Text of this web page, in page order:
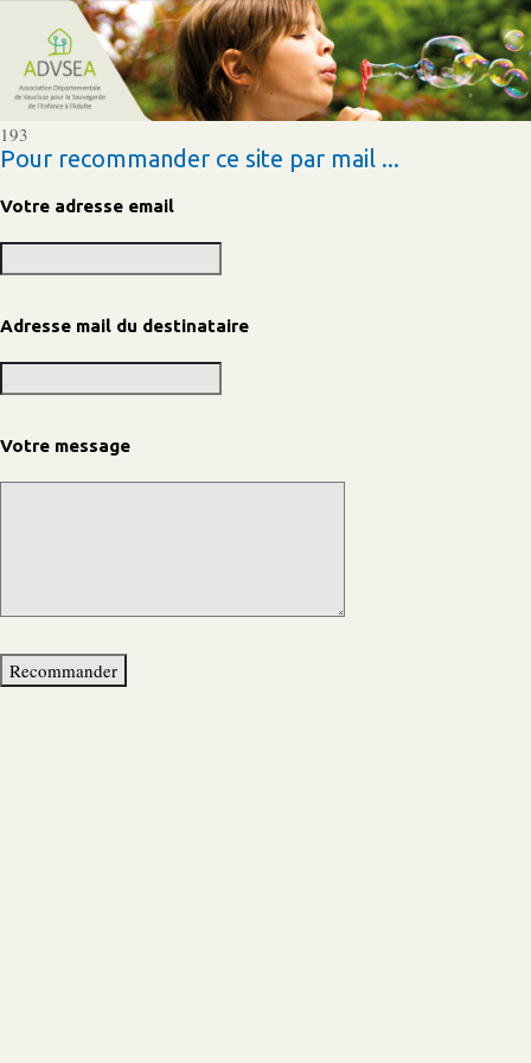
193
Pour recommander ce site par mail ...
Votre adresse email
Adresse mail du destinataire
Votre message